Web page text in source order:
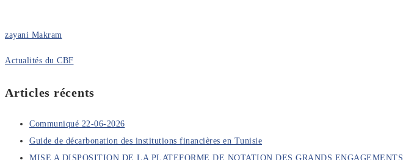
zayani Makram
Actualités du CBF
Articles récents
Communiqué 22-06-2026
Guide de décarbonation des institutions financières en Tunisie
MISE A DISPOSITION DE LA PLATEFORME DE NOTATION DES GRANDS